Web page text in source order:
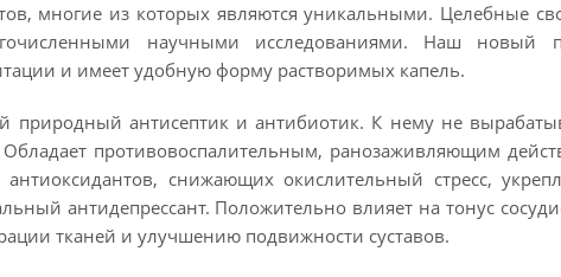
многие из которых являются уникальными. Целебные
научными исследованиями. Наш новый
и имеет удобную форму растворимых капель.
антисептик и антибиотик. К нему не
противовоспалительным, ранозаживляющим
снижающих окислительный стресс,
антидепрессант. Положительно влияет на тонус
тканей и улучшению подвижности суставов.